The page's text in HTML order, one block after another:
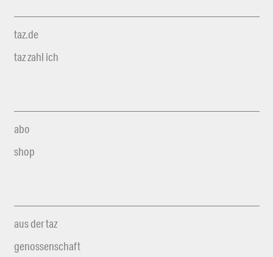
taz.de
taz zahl ich
abo
shop
aus der taz
genossenschaft